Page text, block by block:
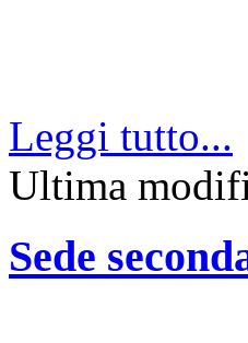
Leggi tutto...
Ultima
Sede